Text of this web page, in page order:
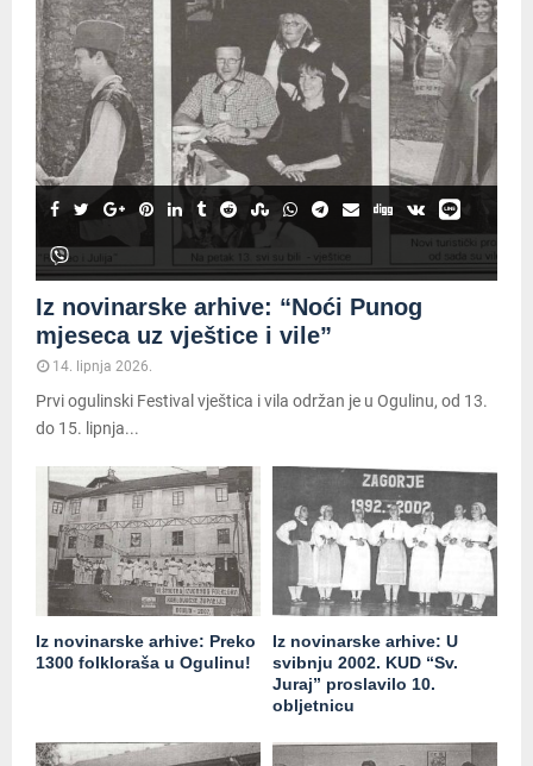
Iz novinarske arhive: “Noći Punog
mjeseca uz vještice i vile”
14. lipnja 2026.
Prvi ogulinski Festival vještica i vila održan je u Ogulinu, od 13.
do 15. lipnja...
Iz novinarske arhive: Preko
1300 folkloraša u Ogulinu!
Iz novinarske arhive: U
svibnju 2002. KUD “Sv.
Juraj” proslavilo 10.
obljetnicu